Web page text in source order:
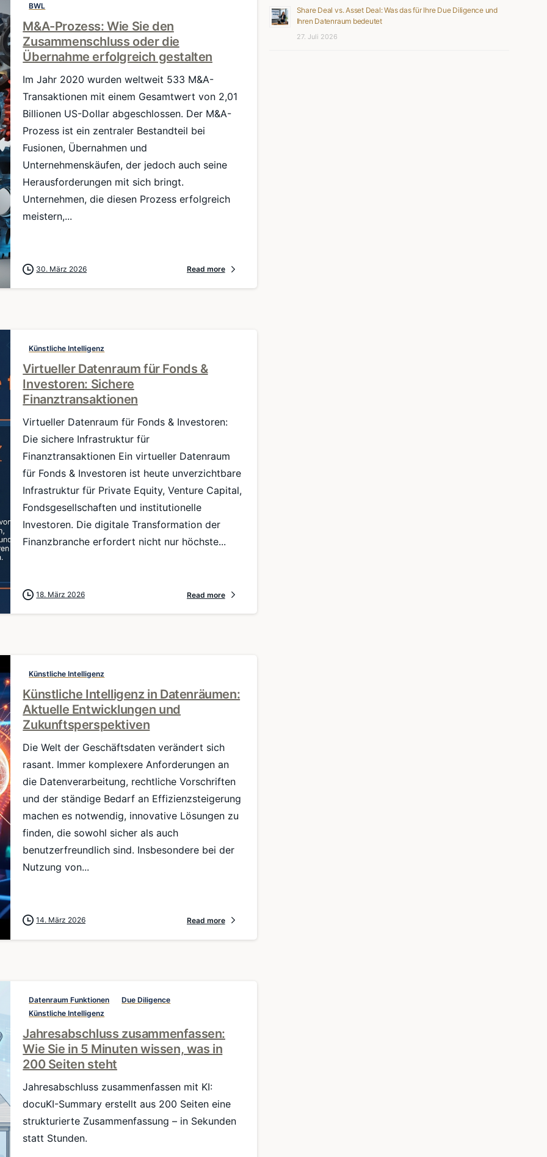
BWL
M&A-Prozess: Wie Sie den
Zusammenschluss oder die
Übernahme erfolgreich gestalten
Im Jahr 2020 wurden weltweit 533 M&A-
Transaktionen mit einem Gesamtwert von 2,01
Billionen US-Dollar abgeschlossen. Der M&A-
Prozess ist ein zentraler Bestandteil bei
Fusionen, Übernahmen und
Unternehmenskäufen, der jedoch auch seine
Herausforderungen mit sich bringt.
Unternehmen, die diesen Prozess erfolgreich
meistern,...
30. März 2026 Read more
Künstliche Intelligenz
Virtueller Datenraum für Fonds &
Investoren: Sichere
Finanztransaktionen
Virtueller Datenraum für Fonds & Investoren:
Die sichere Infrastruktur für
Finanztransaktionen Ein virtueller Datenraum
für Fonds & Investoren ist heute unverzichtbare
Infrastruktur für Private Equity, Venture Capital,
Fondsgesellschaften und institutionelle
Investoren. Die digitale Transformation der
Finanzbranche erfordert nicht nur höchste...
18. März 2026 Read more
Künstliche Intelligenz
Künstliche Intelligenz in Datenräumen:
Aktuelle Entwicklungen und
Zukunftsperspektiven
Die Welt der Geschäftsdaten verändert sich
rasant. Immer komplexere Anforderungen an
die Datenverarbeitung, rechtliche Vorschriften
und der ständige Bedarf an Effizienzsteigerung
machen es notwendig, innovative Lösungen zu
finden, die sowohl sicher als auch
benutzerfreundlich sind. Insbesondere bei der
Nutzung von...
14. März 2026 Read more
Datenraum Funktionen
Due Diligence
Künstliche Intelligenz
Jahresabschluss zusammenfassen:
Wie Sie in 5 Minuten wissen, was in
200 Seiten steht
Jahresabschluss zusammenfassen mit KI:
docuKI-Summary erstellt aus 200 Seiten eine
strukturierte Zusammenfassung – in Sekunden
statt Stunden.
Share Deal vs. Asset Deal: Was das für Ihre Due Diligence und
Ihren Datenraum bedeutet
27. Juli 2026